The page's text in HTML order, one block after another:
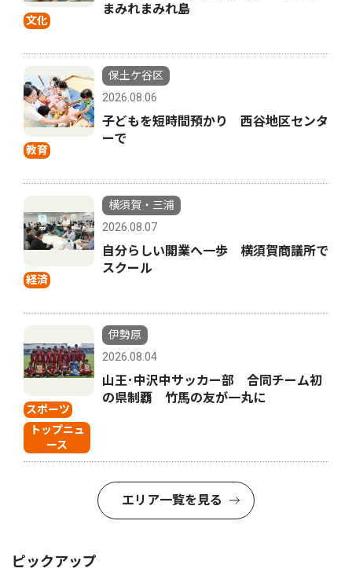
文化
まみれまみれ島
教育
保土ケ谷区
2026.08.06
子どもを短時間預かり 西谷地区センタ
ーで
経済
横須賀・三浦
2026.08.07
自分らしい開業へ一歩 横須賀商議所で
スクール
スポーツ
トップニュ
ース
伊勢原
2026.08.04
山王･中沢中サッカー部 合同チーム初
の県制覇 竹馬の友が一丸に
エリア一覧を見る
ピックアップ